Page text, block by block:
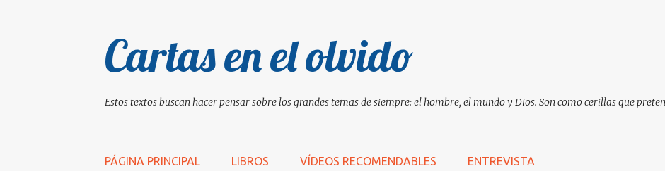
Cartas en el olvido
Estos textos buscan hacer pensar sobre los grandes temas de siempre: el hombre, el mundo y Dios. Son como cerillas que
PÁGINA PRINCIPAL LIBROS VÍDEOS RECOMENDABLES ENTREVISTA